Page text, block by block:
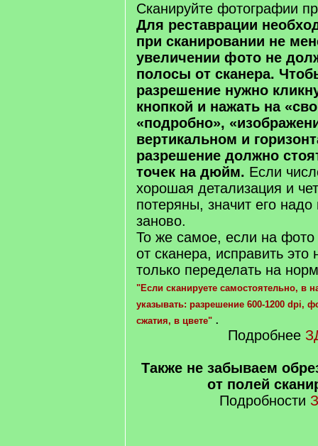
Сканируйте фотографии
Для реставрации
при сканировании не
увеличении фото не
полосы от сканера.
разрешение нужно
кнопкой и нажать на
«подробно»,
вертикальном и
разрешение должно
точек на дюйм. Если
хорошая детализация и
потеряны, значит его надо
заново.
То же самое, если на
от сканера, исправить это
только переделать на
"Если сканируете самостоятельно, в
указывать: разрешение 600-1200 dpi,
сжатия, в цвете" .
Подробнее
Также не забываем
от полей
Подробности